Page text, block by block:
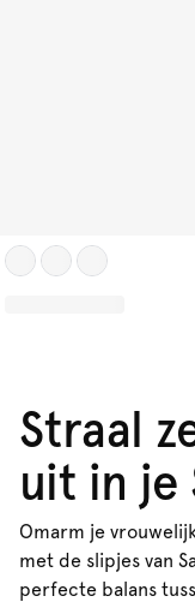
Straal
uit in je
Omarm je
met de slipjes van
perfecte balans